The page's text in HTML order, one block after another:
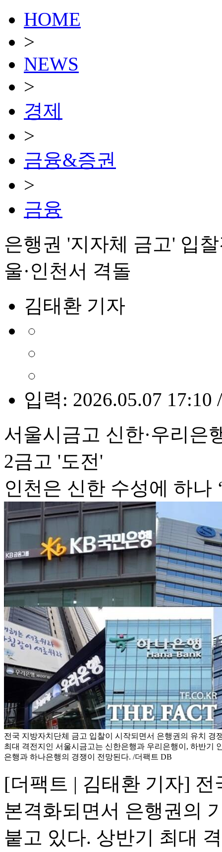
HOME
>
NEWS
>
경제
>
금융&증권
>
금융
은행권 '지자체 금고' 입
울·인천서 격돌
김태환 기자
입력: 2026.05.07 17:10
서울시금고 신한·우리은
2금고 '도전'
인천은 신한 수성에 하나
전국 지방자치단체 금고 입찰이 시작되면서 은행권의 유치 경
최대 격전지인 서울시금고는 신한은행과 우리은행이, 하반기
은행과 하나은행의 경쟁이 전망된다. /더팩트 DB
[더팩트 | 김태환 기자]
본격화되면서 은행권의
붙고 있다. 상반기 최대